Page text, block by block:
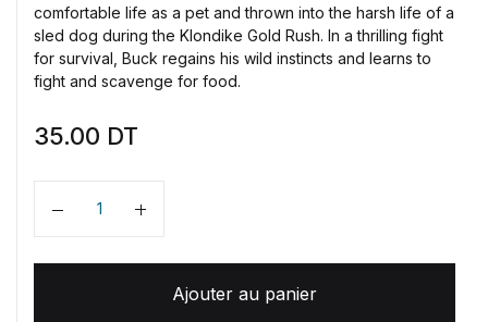
comfortable life as a pet and thrown into the harsh life of a
sled dog during the Klondike Gold Rush. In a thrilling fight
for survival, Buck regains his wild instincts and learns to
fight and scavenge for food.
35.00 DT
Quantité
Ajouter au panier